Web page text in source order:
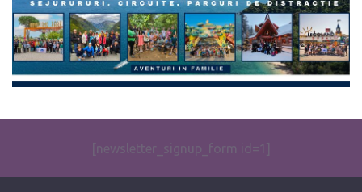
[newsletter_signup_form id=1]